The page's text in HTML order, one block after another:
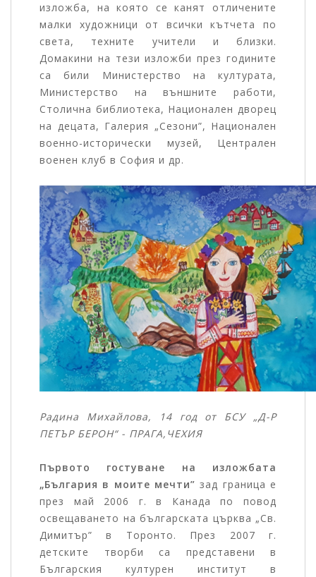
изложба, на която се канят отличените
малки художници от всички кътчета по
света, техните учители и близки.
Домакини на тези изложби през годините
са били Министерство на културата,
Министерство на външните работи,
Столична библиотека, Национален дворец
на децата, Галерия „Сезони”, Национален
военно-исторически музей, Централен
военен клуб в София и др.
Радина Михайлова, 14 год от БСУ „Д-Р
ПЕТЪР БЕРОН“- ПРАГА,ЧЕХИЯ
Първото гостуване на изложбата
„България в моите мечти” зад граница е
през май 2006 г. в Канада по повод
освещаването на българската църква „Св.
Димитър” в Торонто. През 2007 г.
детските творби са представени в
Българския културен институт в